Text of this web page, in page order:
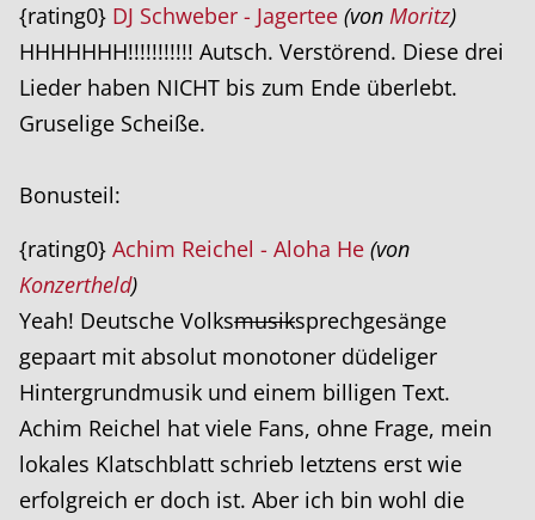
{rating0} DJ Schweber - Jagertee (von Moritz)
HHHHHHH!!!!!!!!!!! Autsch. Verstörend. Diese drei
Lieder haben NICHT bis zum Ende überlebt.
Gruselige Scheiße.
Bonusteil:
{rating0} Achim Reichel - Aloha He (von
Konzertheld)
Yeah! Deutsche Volksmusiksprechgesänge
gepaart mit absolut monotoner düdeliger
Hintergrundmusik und einem billigen Text.
Achim Reichel hat viele Fans, ohne Frage, mein
lokales Klatschblatt schrieb letztens erst wie
erfolgreich er doch ist. Aber ich bin wohl die